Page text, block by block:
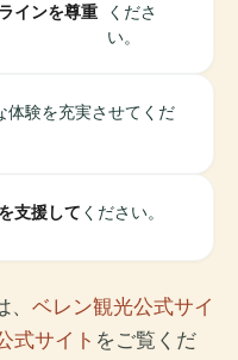
インを尊重
くださ
い。
体験を充実させてくだ
支援して ください。
ベレン観光公式サイ
式サイト をご覧くだ